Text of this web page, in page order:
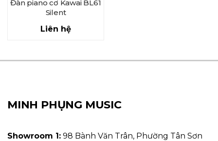
Đàn piano cơ Kawai BL61
Silent
Liên hệ
MINH PHỤNG MUSIC
Showroom 1: 98 Bành Văn Trân, Phường Tân Sơn